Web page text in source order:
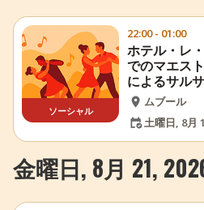
ソーシャル
22:00 - 01:00
ホテル・レ
でのマエス
によるサル
ムブール
土曜日, 8月
金曜日, 8月 21,